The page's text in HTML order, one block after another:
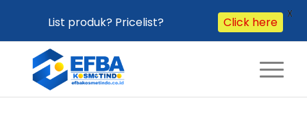
List produk? Pricelist? Click here
X